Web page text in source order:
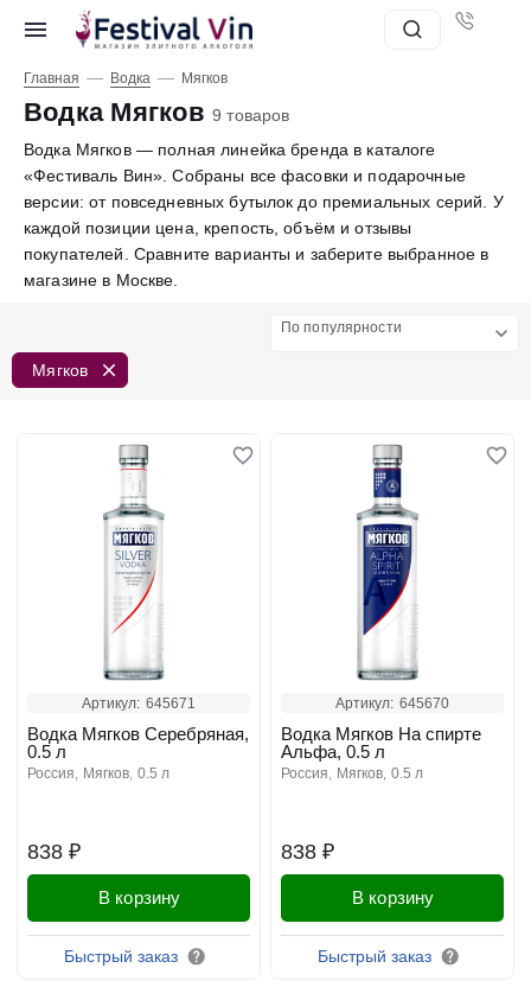
Главная — Водка — Мягков
Водка Мягков9 товаров
Водка Мягков — полная линейка бренда в каталоге
«Фестиваль Вин». Собраны все фасовки и подарочные
версии: от повседневных бутылок до премиальных серий. У
каждой позиции цена, крепость, объём и отзывы
покупателей. Сравните варианты и заберите выбранное в
магазине в Москве.
По популярности
Мягков
Артикул: 645671
838 ₽
Водка Мягков Серебряная,
0.5 л
россия мягков 0.5 л
В корзину
Быстрый заказ
Артикул: 645670
838 ₽
Водка Мягков На спирте
Альфа, 0.5 л
россия мягков 0.5 л
В корзину
Быстрый заказ